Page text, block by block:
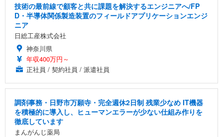
技術の最前線で顧客と共に課題を解決するエンジニアへ/FP
D・半導体関係製造装置のフィールドアプリケーションエンジ
ニア
日総工産株式会社
神奈川県
年収400万円～
正社員 / 契約社員 / 派遣社員
調剤事務・日野市万願寺・完全週休2日制 残業少なめ IT機器
を積極的に導入し、ヒューマンエラーが少ない仕組み作りを
徹底しています
まんがんじ薬局